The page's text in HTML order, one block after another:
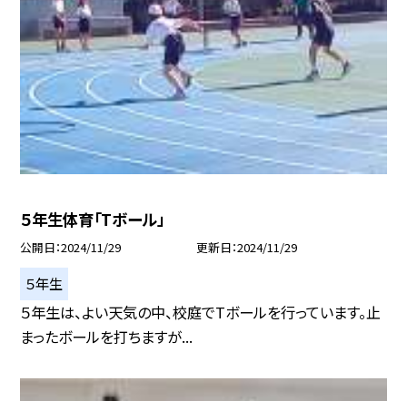
５年生体育「Tボール」
公開日 2024/11/29 更新日 2024/11/29
５年生
５年生は、よい天気の中、校庭でTボールを行っています。止
まったボールを打ちますが...